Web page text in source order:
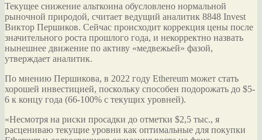
Текущее снижение альткоина обусловлено нормальной
рыночной природой, считает ведущий аналитик 8848 Invest
Виктор Першиков. Сейчас происходит коррекция цены после
значительного роста прошлого года, и некорректно назвать
нынешнее движение по активу «медвежьей» фазой,
утверждает аналитик.
По мнению Першикова, в 2022 году Ethereum может стать
хорошей инвестицией, поскольку способен подорожать до $5-
6 к концу года (66-100% с текущих уровней).
«Несмотря на риски просадки до отметки $2,5 тыс., я
расцениваю текущие уровни как оптимальные для покупки